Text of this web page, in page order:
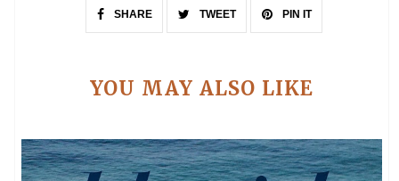
SHARE TWEET PIN IT
YOU MAY ALSO LIKE